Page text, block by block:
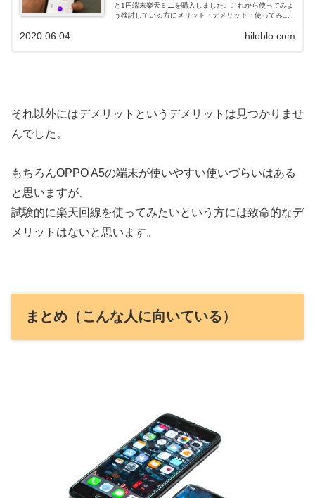
と1円端末楽天ミニを購入しました。これから使ってみよ
う検討している方にメリット・デメリット・使ってみた
hiloblo.com
2020.06.04
それ以外にはデメリットというデメリットは見つかりませ
んでした。
もちろんOPPO A5の端末が使いやすい使いづらいはある
と思いますが、
試験的に楽天回線を使ってみたいという方には致命的なデ
メリットはないと思います。
まとめ（こんな人に向いている）